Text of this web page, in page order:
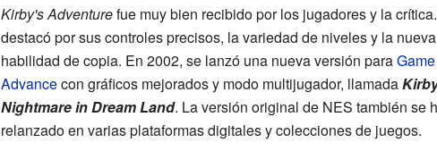
Kirby's Adventurefue muy bien recibido por los jugadores y la
destacó por sus controles precisos, la variedad de niveles y la nueva
habilidad de copia. En 2002, se lanzó una nueva versión para
Advancecon gráficos mejorados y modo multijugador, llamada
Nightmare in Dream Land. La versión original de NES también se
relanzado en varias plataformas digitales y colecciones de juegos.